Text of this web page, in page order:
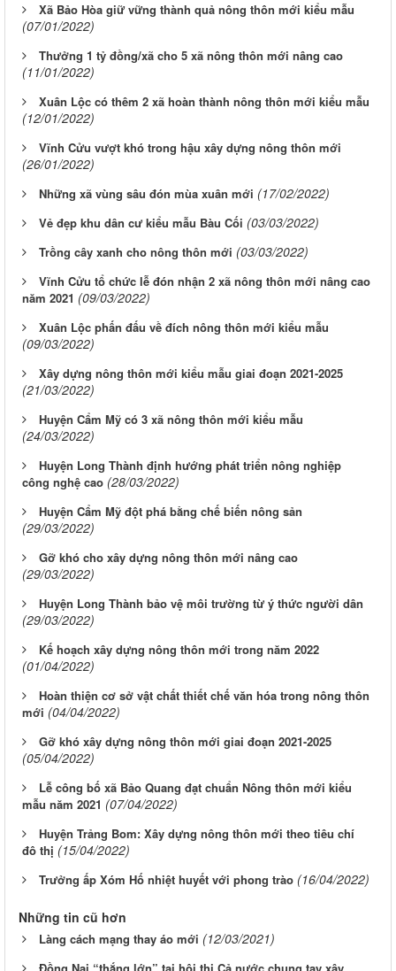
Xã Bảo Hòa giữ vững thành quả nông thôn mới kiểu mẫu
(07/01/2022)
Thưởng 1 tỷ đồng/xã cho 5 xã nông thôn mới nâng cao
(11/01/2022)
Xuân Lộc có thêm 2 xã hoàn thành nông thôn mới kiểu mẫu
(12/01/2022)
Vĩnh Cửu vượt khó trong hậu xây dựng nông thôn mới
(26/01/2022)
Những xã vùng sâu đón mùa xuân mới (17/02/2022)
Vẻ đẹp khu dân cư kiểu mẫu Bàu Cối (03/03/2022)
Trồng cây xanh cho nông thôn mới (03/03/2022)
Vĩnh Cửu tổ chức lễ đón nhận 2 xã nông thôn mới nâng cao
năm 2021 (09/03/2022)
Xuân Lộc phấn đấu về đích nông thôn mới kiểu mẫu
(09/03/2022)
Xây dựng nông thôn mới kiểu mẫu giai đoạn 2021-2025
(21/03/2022)
Huyện Cẩm Mỹ có 3 xã nông thôn mới kiểu mẫu
(24/03/2022)
Huyện Long Thành định hướng phát triển nông nghiệp
công nghệ cao (28/03/2022)
Huyện Cẩm Mỹ đột phá bằng chế biến nông sản
(29/03/2022)
Gỡ khó cho xây dựng nông thôn mới nâng cao
(29/03/2022)
Huyện Long Thành bảo vệ môi trường từ ý thức người dân
(29/03/2022)
Kế hoạch xây dựng nông thôn mới trong năm 2022
(01/04/2022)
Hoàn thiện cơ sở vật chất thiết chế văn hóa trong nông thôn
mới (04/04/2022)
Gỡ khó xây dựng nông thôn mới giai đoạn 2021-2025
(05/04/2022)
Lễ công bố xã Bảo Quang đạt chuẩn Nông thôn mới kiểu
mẫu năm 2021 (07/04/2022)
Huyện Trảng Bom: Xây dựng nông thôn mới theo tiêu chí
đô thị (15/04/2022)
Trưởng ấp Xóm Hố nhiệt huyết với phong trào (16/04/2022)
Những tin cũ hơn
Làng cách mạng thay áo mới (12/03/2021)